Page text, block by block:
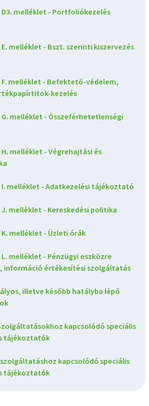
melléklet - Portfoliókezelés
melléklet - Bszt. szerinti kiszervezés
melléklet - Befektető-védelem,
kezelés
melléklet - Összeférhetetlenségi
melléklet - Végrehajtási és
melléklet - Adatkezelési tájékoztató
melléklet - Kereskedési politika
melléklet - Üzleti órák
melléklet - Pénzügyi eszközre
információ értékesítési szolgáltatás
illetve később hatályba lépő
kapcsolódó speciális
tájékoztatók
kapcsolódó speciális
tájékoztatók